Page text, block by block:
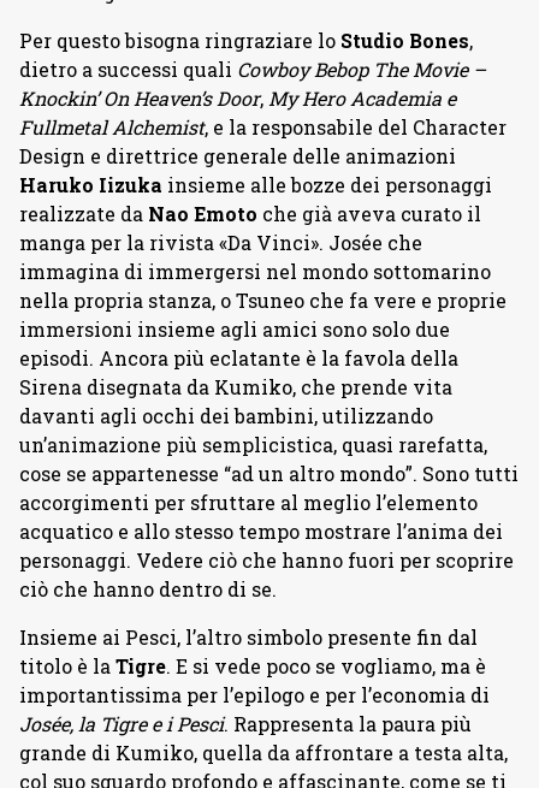
Per questo bisogna ringraziare lo Studio Bones,
dietro a successi quali Cowboy Bebop The Movie –
Knockin’ On Heaven’s Door, My Hero Academia e
Fullmetal Alchemist, e la responsabile del Character
Design e direttrice generale delle animazioni
Haruko Iizuka insieme alle bozze dei personaggi
realizzate da Nao Emoto che già aveva curato il
manga per la rivista «Da Vinci». Josée che
immagina di immergersi nel mondo sottomarino
nella propria stanza, o Tsuneo che fa vere e proprie
immersioni insieme agli amici sono solo due
episodi. Ancora più eclatante è la favola della
Sirena disegnata da Kumiko, che prende vita
davanti agli occhi dei bambini, utilizzando
un’animazione più semplicistica, quasi rarefatta,
cose se appartenesse “ad un altro mondo”. Sono tutti
accorgimenti per sfruttare al meglio l’elemento
acquatico e allo stesso tempo mostrare l’anima dei
personaggi. Vedere ciò che hanno fuori per scoprire
ciò che hanno dentro di se.
Insieme ai Pesci, l’altro simbolo presente fin dal
titolo è la Tigre. E si vede poco se vogliamo, ma è
importantissima per l’epilogo e per l’economia di
Josée, la Tigre e i Pesci. Rappresenta la paura più
grande di Kumiko, quella da affrontare a testa alta,
col suo sguardo profondo e affascinante, come se ti